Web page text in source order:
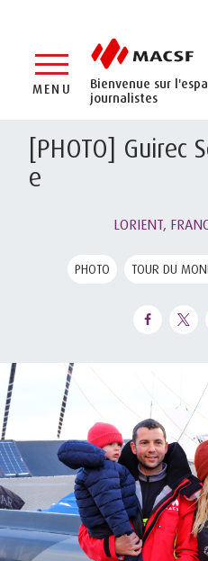
Bienvenue sur
journalistes
MENU
[PHOTO] Guirec
e
LORIENT,
PHOTO TOUR DU